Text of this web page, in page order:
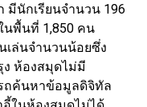
มีนักเรียนจำนวน 196
นพื้นที่ 1,850 คน
เล่นจำนวนน้อยซึ่ง
ง ห้องสมุดไม่มี
ถค้นหาข้อมูลดิจิทัล